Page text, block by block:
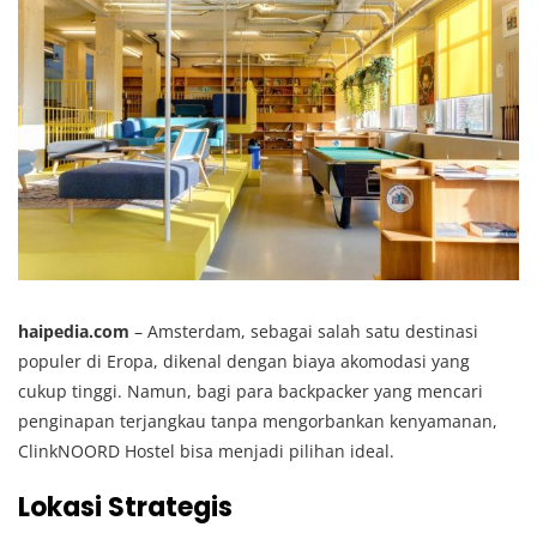
haipedia.com – Amsterdam, sebagai salah satu destinasi
populer di Eropa, dikenal dengan biaya akomodasi yang
cukup tinggi. Namun, bagi para backpacker yang mencari
penginapan terjangkau tanpa mengorbankan kenyamanan,
ClinkNOORD Hostel bisa menjadi pilihan ideal.
Lokasi Strategis